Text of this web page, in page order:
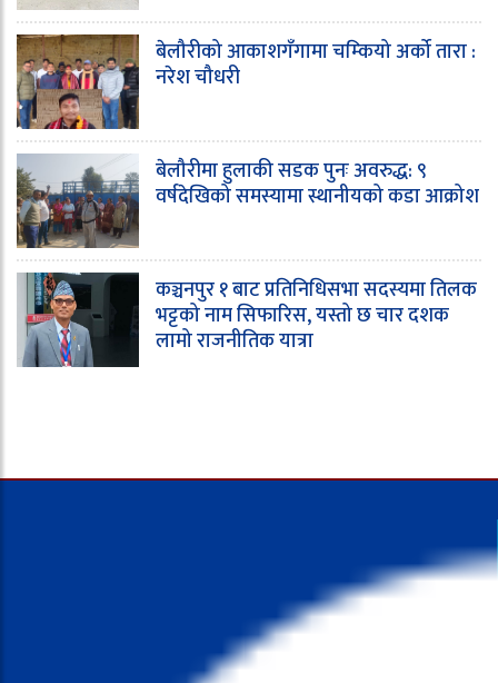
बेलौरीको आकाशगँगामा चम्कियो अर्को तारा :
नरेश चौधरी
बेलौरीमा हुलाकी सडक पुनः अवरुद्ध: ९
वर्षदेखिको समस्यामा स्थानीयको कडा आक्रोश
कञ्चनपुर १ बाट प्रतिनिधिसभा सदस्यमा तिलक
भट्टको नाम सिफारिस, यस्तो छ चार दशक
लामो राजनीतिक यात्रा